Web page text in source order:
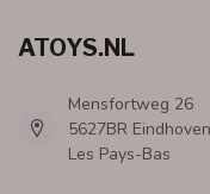
ATOYS.NL
Mensfortweg 26
5627BR Eindhoven
Les Pays-Bas